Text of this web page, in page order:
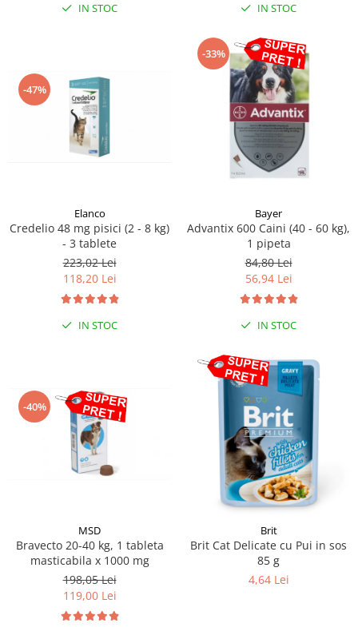
IN STOC IN STOC
-47%
Elanco
Credelio 48 mg pisici (2 - 8 kg)
- 3 tablete
223,02 Lei
118,20 Lei
IN STOC
-33%
Bayer
Advantix 600 Caini (40 - 60 kg),
1 pipeta
84,80 Lei
56,94 Lei
IN STOC
-40%
MSD
Bravecto 20-40 kg, 1 tableta
masticabila x 1000 mg
198,05 Lei
119,00 Lei
Brit
Brit Cat Delicate cu Pui in sos
85 g
4,64 Lei